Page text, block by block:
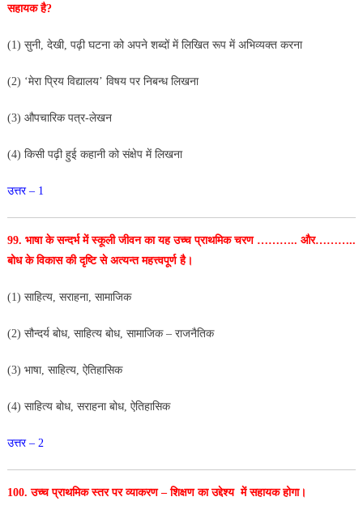
सहायक है?
(1) सुनी, देखी, पढ़ी घटना को अपने शब्दों में लिखित रूप में अभिव्यक्त करना
(2) ‘मेरा प्रिय विद्यालय’ विषय पर निबन्ध लिखना
(3) औपचारिक पत्र-लेखन
(4) किसी पढ़ी हुई कहानी को संक्षेप में लिखना
उत्तर – 1
99. भाषा के सन्दर्भ में स्कूली जीवन का यह उच्च प्राथमिकचरण ……….. और………..
बोध के विकास की दृष्टि से अत्यन्त महत्त्वपूर्ण है।
(1) साहित्य, सराहना, सामाजिक
(2) सौन्दर्य बोध, साहित्य बोध, सामाजिक – राजनैतिक
(3) भाषा, साहित्य, ऐतिहासिक
(4) साहित्य बोध, सराहना बोध, ऐतिहासिक
उत्तर – 2
100. उच्च प्राथमिक स्तर पर व्याकरण – शिक्षण का उद्देश्य में सहायक होगा।